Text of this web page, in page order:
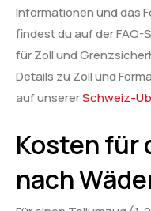
Informationen und das
findest du auf der FAQ-
für Zoll und
Details zu Zoll und
auf unsererSchweiz-
Kosten für
nach